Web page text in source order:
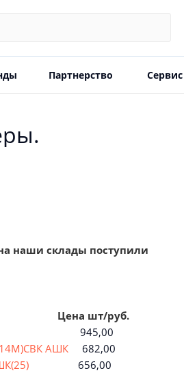
Партнерство
наши склады поступили
Цена шт/руб.
945,00
14М)СВК АШК 682,00
656,00